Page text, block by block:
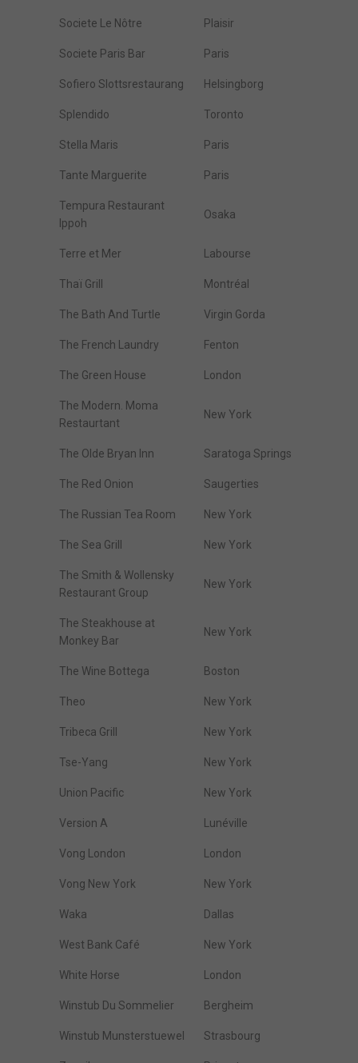
Societe Le Nôtre Plaisir
Societe Paris Bar Paris
Sofiero Slottsrestaurang Helsingborg
Splendido Toronto
Stella Maris Paris
Tante Marguerite Paris
Tempura Restaurant
Ippoh
Osaka
Terre et Mer Labourse
Thaï Grill Montréal
The Bath And Turtle Virgin Gorda
The French Laundry Fenton
The Green House London
The Modern. Moma
Restaurtant
New York
The Olde Bryan Inn Saratoga Springs
The Red Onion Saugerties
The Russian Tea Room New York
The Sea Grill New York
The Smith & Wollensky
Restaurant Group
New York
The Steakhouse at
Monkey Bar
New York
The Wine Bottega Boston
Theo New York
Tribeca Grill New York
Tse-Yang New York
Union Pacific New York
Version A Lunéville
Vong London London
Vong New York New York
Waka Dallas
West Bank Café New York
White Horse London
Winstub Du Sommelier Bergheim
Winstub Munsterstuewel Strasbourg